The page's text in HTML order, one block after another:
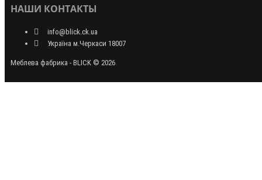
НАШИ КОНТАКТЫ
info@blick.ck.ua
Україна м.Черкаси 18007
Меблева фабрика - BLICK © 2026